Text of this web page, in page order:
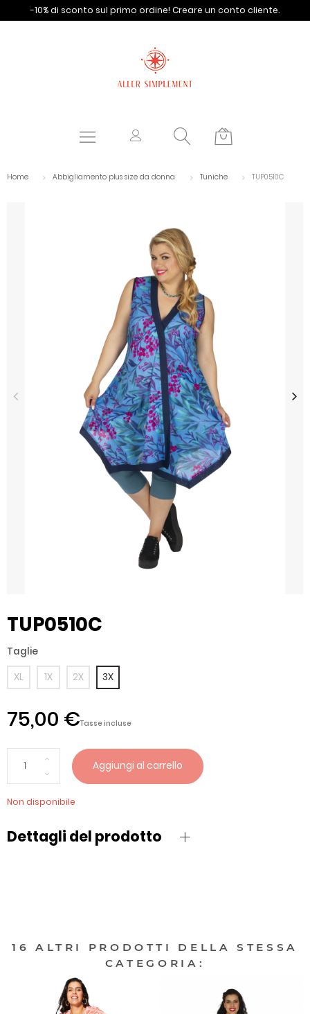
-10% di sconto sul primo ordine! Creare un conto cliente.
Home Abbigliamento plus size da donna Tuniche TUP0510C
TUP0510C
Taglie
XL
1X 2X 3X
75,00 €Tasse incluse
Aggiungi al carrello
Non disponibile
Dettagli del prodotto
16 ALTRI PRODOTTI DELLA STESSA
CATEGORIA: